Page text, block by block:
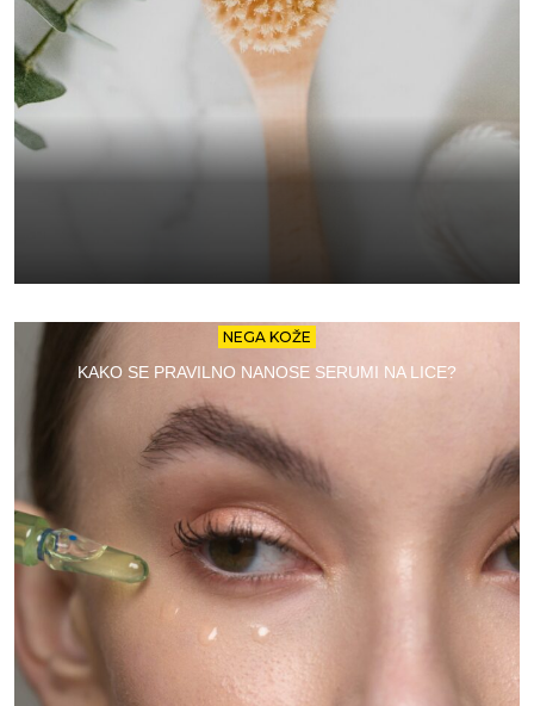
NEGA KOŽE
KAKO SE PRAVILNO NANOSE SERUMI NA LICE?